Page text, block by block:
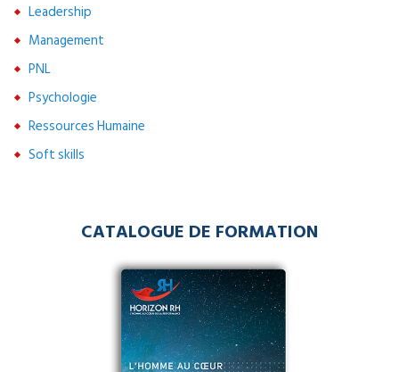
Leadership
Management
PNL
Psychologie
Ressources Humaine
Soft skills
CATALOGUE DE FORMATION